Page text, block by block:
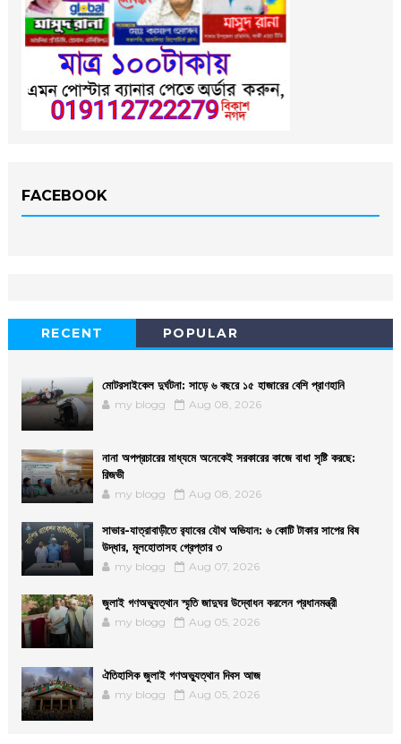
FACEBOOK
RECENT POPULAR
মোটরসাইকেল দুর্ঘটনা: সাড়ে ৬ বছরে ১৫ হাজারের বেশি প্রাণহানি
my blogg Aug 08, 2026
নানা অপপ্রচারের মাধ্যমে অনেকেই সরকারের কাজে বাধা সৃষ্টি করছে:
রিজভী
my blogg Aug 08, 2026
সাভার-যাত্রাবাড়ীতে র‌্যাবের যৌথ অভিযান: ৬ কোটি টাকার সাপের বিষ
উদ্ধার, মূলহোতাসহ গ্রেপ্তার ৩
my blogg Aug 07, 2026
জুলাই গণঅভ্যুত্থান স্মৃতি জাদুঘর উদ্বোধন করলেন প্রধানমন্ত্রী
my blogg Aug 05, 2026
ঐতিহাসিক জুলাই গণঅভ্যুত্থান দিবস আজ
my blogg Aug 05, 2026